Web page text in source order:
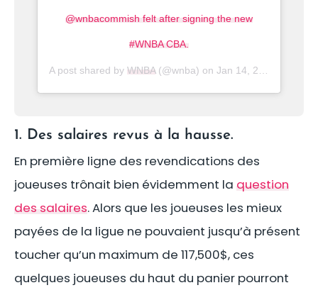
@wnbacommish felt after signing the new
#WNBA CBA.
A post shared by WNBA(@wnba) on Jan 14, 2020 at 6:17am PST
1. Des salaires revus à la hausse.
En première ligne des revendications des
joueuses trônait bien évidemment la question
des salaires. Alors que les joueuses les mieux
payées de la ligue ne pouvaient jusqu’à présent
toucher qu’un maximum de 117,500$, ces
quelques joueuses du haut du panier pourront